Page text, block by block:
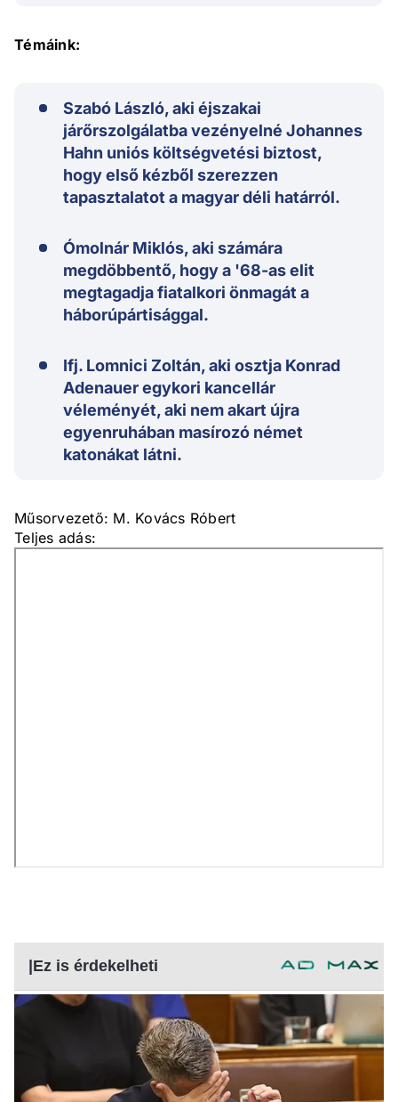
Témáink:
Szabó László, aki éjszakai
járőrszolgálatba vezényelné Johannes
Hahn uniós költségvetési biztost,
hogy első kézből szerezzen
tapasztalatot a magyar déli határról.
Ómolnár Miklós, aki számára
megdöbbentő, hogy a '68-as elit
megtagadja fiatalkori önmagát a
háborúpártisággal.
Ifj. Lomnici Zoltán, aki osztja Konrad
Adenauer egykori kancellár
véleményét, aki nem akart újra
egyenruhában masírozó német
katonákat látni.
Műsorvezető: M. Kovács Róbert
Teljes adás: